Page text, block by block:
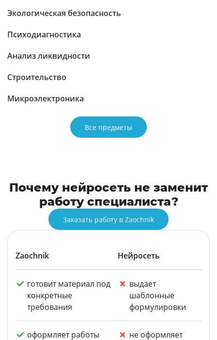
Экологическая безопасность
Психодиагностика
Анализ ликвидности
Строительство
Микроэлектроника
Все предметы
Почему нейросеть не заменит
работу специалиста?
Заказать работу в Zaochnik
Zaochnik Нейросеть
готовит материал под
конкретные
требования
выдает
шаблонные
формулировки
оформляет работы
не оформляет